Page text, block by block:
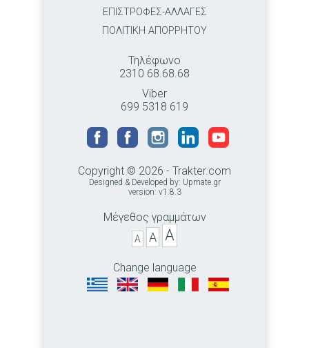
ΕΠΙΣΤΡΟΦΕΣ-ΑΛΛΑΓΕΣ
ΠΟΛΙΤΙΚΗ ΑΠΟΡΡΗΤΟΥ
Τηλέφωνο
2310 68.68.68
Viber
699 5318 619
Copyright © 2026 - Trakter.com
Designed & Developed by: Upmate.gr
version: v1.8.3
Μέγεθος γραμμάτων
A A A
Change language